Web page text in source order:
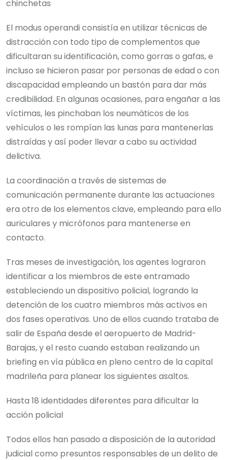
chinchetas
El modus operandi consistía en utilizar técnicas de
distracción con todo tipo de complementos que
dificultaran su identificación, como gorras o gafas, e
incluso se hicieron pasar por personas de edad o con
discapacidad empleando un bastón para dar más
credibilidad. En algunas ocasiones, para engañar a las
víctimas, les pinchaban los neumáticos de los
vehículos o les rompían las lunas para mantenerlas
distraídas y así poder llevar a cabo su actividad
delictiva.
La coordinación a través de sistemas de
comunicación permanente durante las actuaciones
era otro de los elementos clave, empleando para ello
auriculares y micrófonos para mantenerse en
contacto.
Tras meses de investigación, los agentes lograron
identificar a los miembros de este entramado
estableciendo un dispositivo policial, logrando la
detención de los cuatro miembros más activos en
dos fases operativas. Uno de ellos cuando trataba de
salir de España desde el aeropuerto de Madrid-
Barajas, y el resto cuando estaban realizando un
briefing en vía pública en pleno centro de la capital
madrileña para planear los siguientes asaltos.
Hasta 18 identidades diferentes para dificultar la
acción policial
Todos ellos han pasado a disposición de la autoridad
judicial como presuntos responsables de un delito de